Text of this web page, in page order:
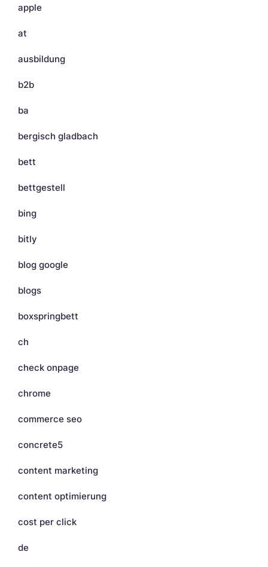
apple
at
ausbildung
b2b
ba
bergisch gladbach
bett
bettgestell
bing
bitly
blog google
blogs
boxspringbett
ch
check onpage
chrome
commerce seo
concrete5
content marketing
content optimierung
cost per click
de